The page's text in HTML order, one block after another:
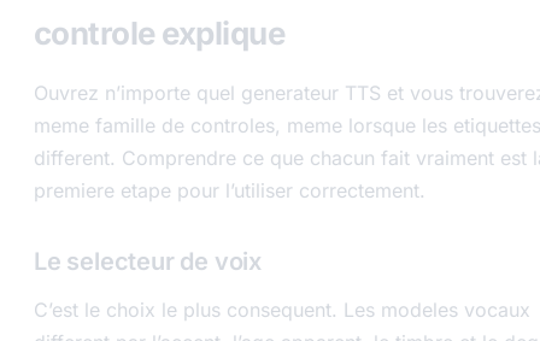
controle explique
Ouvrez n’importe quel generateur TTS et vous
meme famille de controles, meme lorsque les etiquettes
different. Comprendre ce que chacun fait vraiment est
premiere etape pour l’utiliser correctement.
Le selecteur de voix
C’est le choix le plus consequent. Les modeles vocaux